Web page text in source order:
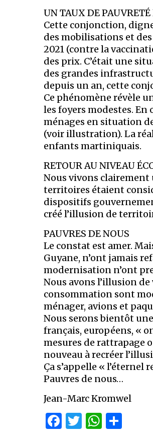
UN TAUX DE
Cette conjonction,
des mobilisations et
2021 (contre la
des prix. C’était une
des grandes
depuis un an, cette
Ce phénomène révèle
les foyers modestes. En
ménages en situation
(voir illustration). La
enfants martiniquais.
RETOUR AU NIVEAU
Nous vivons clairement
territoires étaient
dispositifs
créé l’illusion de
PAUVRES DE NOUS
Le constat est amer.
Guyane, n’ont jamais
modernisation n’ont
Nous avons l’illusion
consommation sont
ménager, avions et
Nous serons bientôt
français, européens, «
mesures de rattrapage
nouveau à recréer
Ça s’appelle « l’éternel
Pauvres de nous…
Jean-Marc Kromwel
Facebook
Twitter